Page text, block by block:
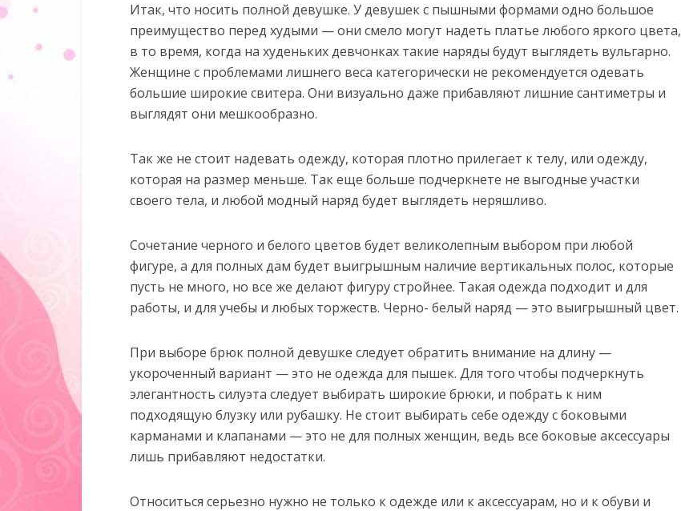
Итак, что носить полной девушке. У девушек с пышными формами одно большое
преимущество перед худыми — они смело могут надеть платье любого яркого цвета,
в то время, когда на худеньких девчонках такие наряды будут выглядеть вульгарно.
Женщине с проблемами лишнего веса категорически не рекомендуется одевать
большие широкие свитера. Они визуально даже прибавляют лишние сантиметры и
выглядят они мешкообразно.
Так же не стоит надевать одежду, которая плотно прилегает к телу, или одежду,
которая на размер меньше. Так еще больше подчеркнете не выгодные участки
своего тела, и любой модный наряд будет выглядеть неряшливо.
Сочетание черного и белого цветов будет великолепным выбором при любой
фигуре, а для полных дам будет выигрышным наличие вертикальных полос, которые
пусть не много, но все же делают фигуру стройнее. Такая одежда подходит и для
работы, и для учебы и любых торжеств. Черно- белый наряд — это выигрышный цвет.
При выборе брюк полной девушке следует обратить внимание на длину —
укороченный вариант — это не одежда для пышек. Для того чтобы подчеркнуть
элегантность силуэта следует выбирать широкие брюки, и побрать к ним
подходящую блузку или рубашку. Не стоит выбирать себе одежду с боковыми
карманами и клапанами — это не для полных женщин, ведь все боковые аксессуары
лишь прибавляют недостатки.
Относиться серьезно нужно не только к одежде или к аксессуарам, но и к обуви и